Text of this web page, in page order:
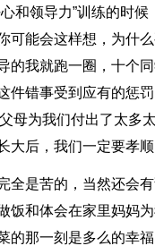
和领导力”训练的时
可能会这样想，为什
的我就跑一圈，十个
件错事受到应有的惩
母为我们付出了太
大后，我们一定要孝顺
全是苦的，当然还会
饭和体会在家里妈妈
的那一刻是多么的幸